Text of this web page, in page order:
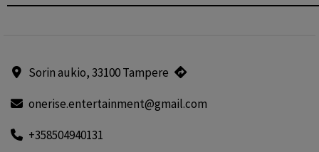
Sorin aukio, 33100 Tampere
onerise.entertainment@gmail.com
+358504940131